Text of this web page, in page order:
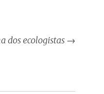
dos ecologistas →